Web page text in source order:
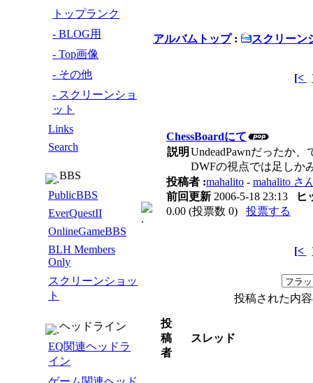
トップランク
- BLOG用
- Top画像
- その他
- スクリーンショ
ット
Links
Search
BBS
PublicBBS
EverQuestII
OnlineGameBBS
BLH Members
Only
スクリーンショッ
ト
ヘッドライン
EQ関連ヘッドラ
イン
アルバムトップ: スクリーン
[<
ChessBoardにて
説明 UndeadPawnだったか
DWFの視点では足しか
投稿者 :mahalito - mahalito さ
前回更新 2006-5-18 23:13
ヒ
0.00 (投票数 0) 投票する
[<
投稿された内
投
稿
者
スレッド